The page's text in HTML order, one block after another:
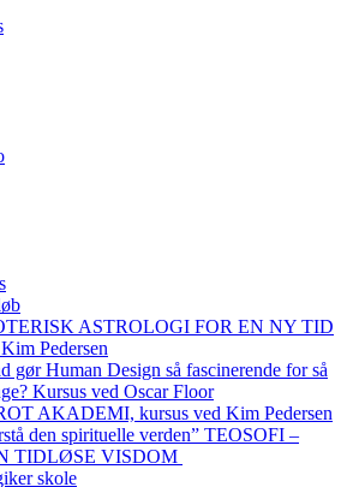
ASTROLOGI FOR EN NY TID
Pedersen
gør Human Design så fascinerende for så
Kursus ved Oscar Floor
AKADEMI, kursus ved Kim Pedersen
den spirituelle verden” TEOSOFI –
TIDLØSE VISDOM
skole